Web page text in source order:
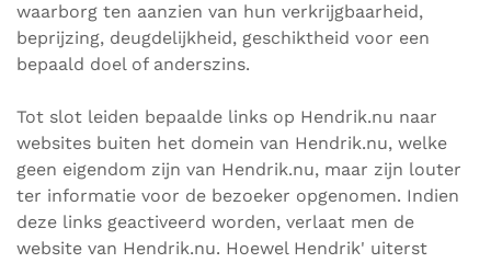
waarborg ten aanzien van hun verkrijgbaarheid,
beprijzing, deugdelijkheid, geschiktheid voor een
bepaald doel of anderszins.
Tot slot leiden bepaalde links op Hendrik.nu naar
websites buiten het domein van Hendrik.nu, welke
geen eigendom zijn van Hendrik.nu, maar zijn louter
ter informatie voor de bezoeker opgenomen. Indien
deze links geactiveerd worden, verlaat men de
website van Hendrik.nu. Hoewel Hendrik' uiterst